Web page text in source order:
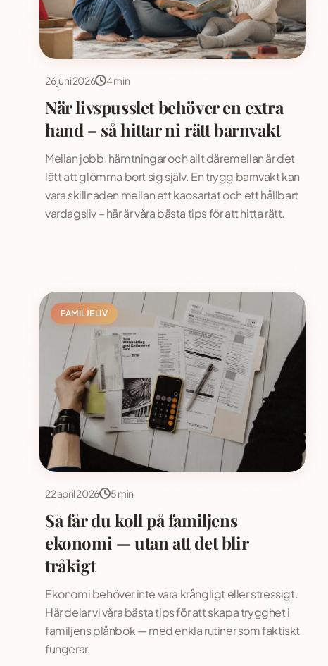
26 juni 2026 4 min
När livspusslet behöver en extra
hand – så hittar ni rätt barnvakt
Mellan jobb, hämtningar och allt däremellan är det
lätt att glömma bort sig själv. En trygg barnvakt kan
vara skillnaden mellan ett kaosartat och ett hållbart
vardagsliv – här är våra bästa tips för att hitta rätt.
FAMILJELIV
22 april 2026 5 min
Så får du koll på familjens
ekonomi — utan att det blir
tråkigt
Ekonomi behöver inte vara krångligt eller stressigt.
Här delar vi våra bästa tips för att skapa trygghet i
familjens plånbok — med enkla rutiner som faktiskt
fungerar.